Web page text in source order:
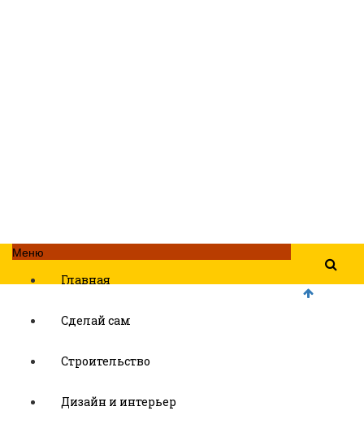
Меню
Главная
Сделай сам
Строительство
Дизайн и интерьер